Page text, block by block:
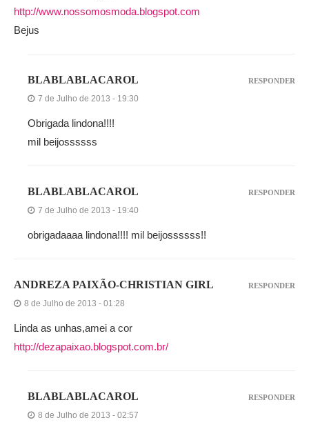
http://www.nossomosmoda.blogspot.com
Bejus
BLABLABLACAROL
7 de Julho de 2013 - 19:30
Obrigada lindona!!!!
mil beijossssss
RESPONDER
BLABLABLACAROL
7 de Julho de 2013 - 19:40
obrigadaaaa lindona!!!! mil beijossssss!!
RESPONDER
ANDREZA PAIXÃO-CHRISTIAN GIRL
8 de Julho de 2013 - 01:28
Linda as unhas,amei a cor
http://dezapaixao.blogspot.com.br/
RESPONDER
BLABLABLACAROL
8 de Julho de 2013 - 02:57
RESPONDER